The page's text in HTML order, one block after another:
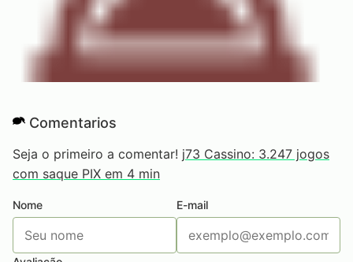
Comentarios
Seja o primeiro a comentar! j73 Cassino: 3.247 jogos
com saque PIX em 4 min
Nome E-mail